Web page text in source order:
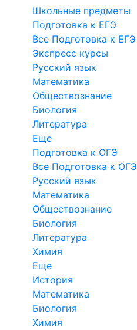
Школьные предметы
Подготовка к ЕГЭ
Все Подготовка к ЕГЭ
Экспресс курсы
Русский язык
Математика
Обществознание
Биология
Литература
Еще
Подготовка к ОГЭ
Все Подготовка к ОГЭ
Русский язык
Математика
Обществознание
Биология
Литература
Химия
Еще
История
Математика
Биология
Химия